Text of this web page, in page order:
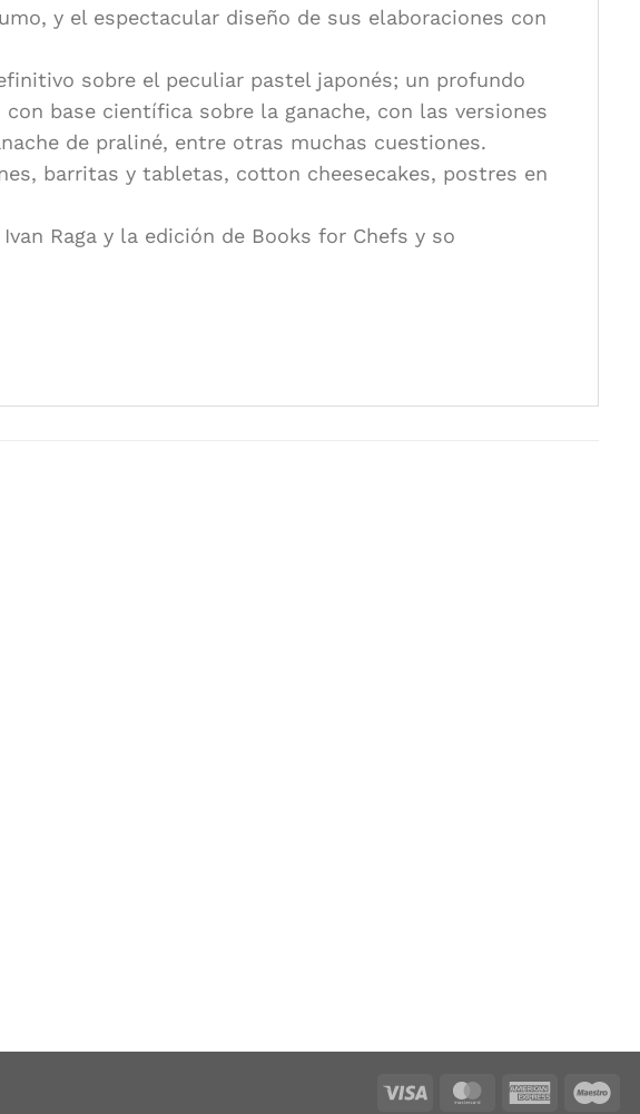
y el espectacular diseño de sus elaboraciones con
sobre el peculiar pastel japonés; un profundo
base científica sobre la ganache, con las versiones
de praliné, entre otras muchas cuestiones.
barritas y tabletas, cotton cheesecakes, postres en
Raga y la edición de Books for Chefs y so